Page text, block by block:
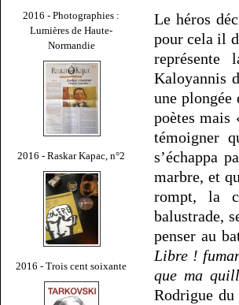
2016 - Photographies :
Lumières de Haute-
Normandie
2016 - Raskar Kapac, n°2
2016 - Trois cent soixante
Le héros
pour cela il
Kaloyannis
une
poètes mais
témoigner
s’échappa
marbre, et
rompt, la
balustrade,
penser au
Libre !
que ma
Rodrigue